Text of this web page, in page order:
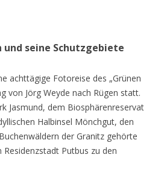
und seine Schutzgebiete
achttägige Fotoreise des „Grünen
von Jörg Weyde nach Rügen statt.
Jasmund, dem Biosphärenreservat
Halbinsel Mönchgut, den
der Granitz gehörte
Putbus zu den